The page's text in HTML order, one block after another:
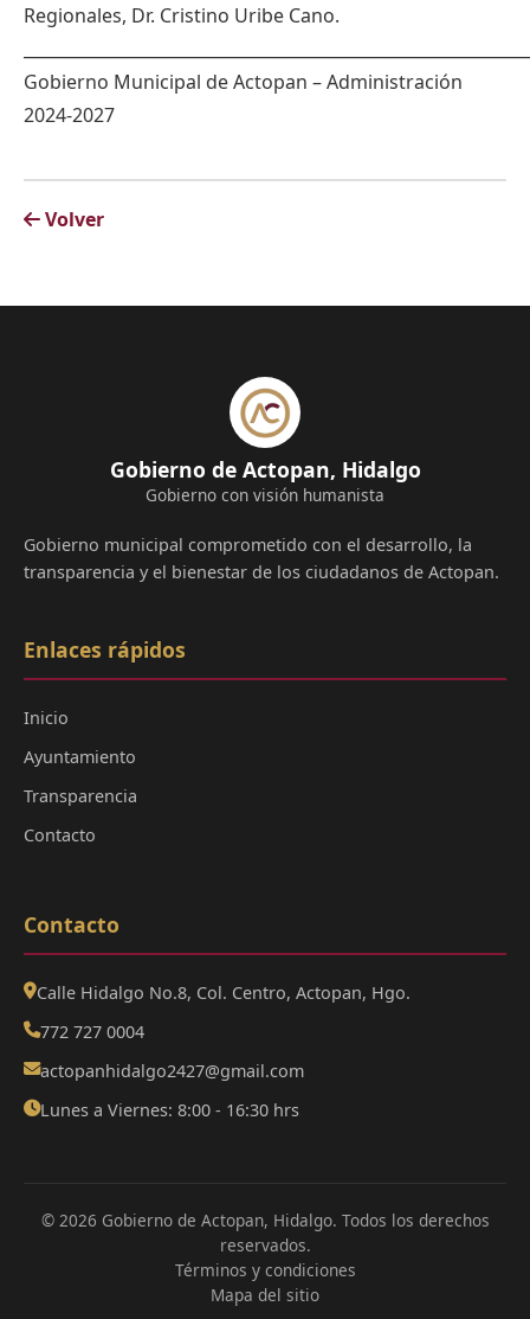
Regionales, Dr. Cristino Uribe Cano.
Gobierno Municipal de Actopan – Administración
2024-2027
Volver
Gobierno de Actopan, Hidalgo
Gobierno con visión humanista
Gobierno municipal comprometido con el desarrollo, la
transparencia y el bienestar de los ciudadanos de Actopan.
Enlaces rápidos
Inicio
Ayuntamiento
Transparencia
Contacto
Contacto
Calle Hidalgo No.8, Col. Centro, Actopan, Hgo.
772 727 0004
actopanhidalgo2427@gmail.com
Lunes a Viernes: 8:00 - 16:30 hrs
© 2026 Gobierno de Actopan, Hidalgo. Todos los derechos
reservados.
Términos y condiciones
Mapa del sitio